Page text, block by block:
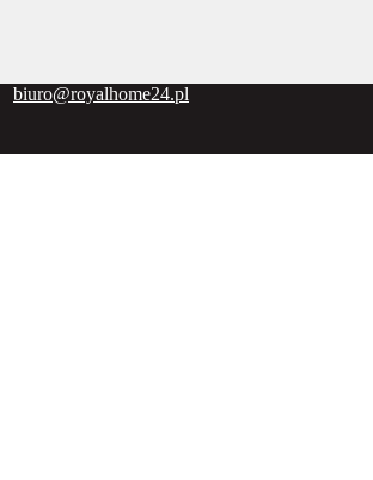
biuro@royalhome24.pl